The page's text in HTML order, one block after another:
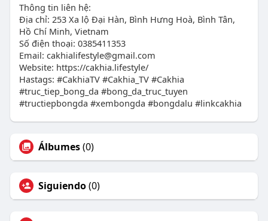
Thông tin liên hệ:
Địa chỉ: 253 Xa lộ Đại Hàn, Bình Hưng Hoà, Bình Tân,
Hồ Chí Minh, Vietnam
Số điện thoại: 0385411353
Email: cakhialifestyle@gmail.com
Website: https://cakhia.lifestyle/
Hastags: #CakhiaTV #Cakhia_TV #Cakhia
#truc_tiep_bong_da #bong_da_truc_tuyen
#tructiepbongda #xembongda #bongdalu #linkcakhia
Álbumes(0)
Siguiendo(0)